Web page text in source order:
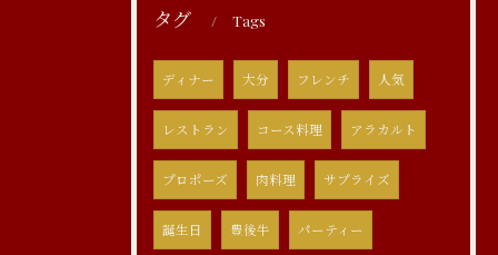
タグ Tags
ディナー 大分 フレンチ 人気
レストラン コース料理 アラカルト
プロポーズ 肉料理 サプライズ
誕生日 豊後牛 パーティー